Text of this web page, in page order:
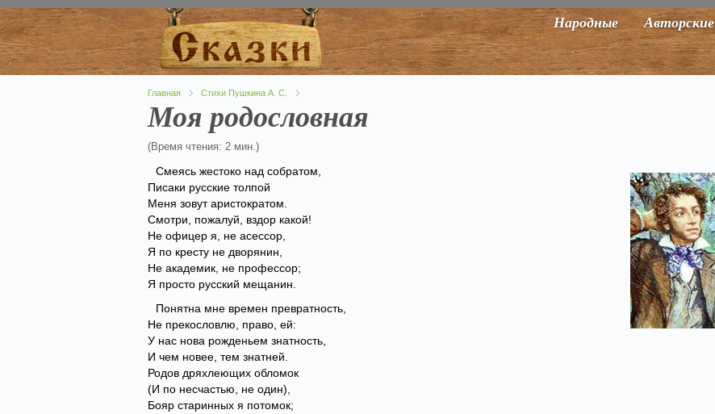
Народные Авторские
Главная Стихи Пушкина А. С.
Моя родословная
(Время чтения: 2 мин.)
Смеясь жестоко над собратом,
Писаки русские толпой
Меня зовут аристократом.
Смотри, пожалуй, вздор какой!
Не офицер я, не асессор,
Я по кресту не дворянин,
Не академик, не профессор;
Я просто русский мещанин.
Понятна мне времен превратность,
Не прекословлю, право, ей:
У нас нова рожденьем знатность,
И чем новее, тем знатней.
Родов дряхлеющих обломок
(И по несчастью, не один),
Бояр старинных я потомок;